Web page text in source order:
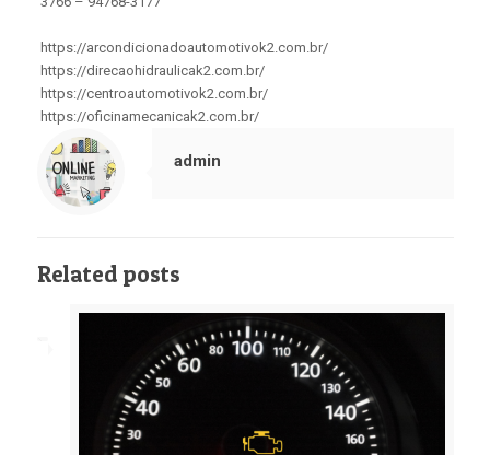
https://arcondicionadoautomotivok2.com.br/
https://direcaohidraulicak2.com.br/
https://centroautomotivok2.com.br/
https://oficinamecanicak2.com.br/
admin
Related posts